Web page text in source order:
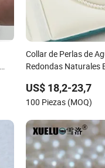
Collar de Perlas de
Redondas Naturales
US$ 18,2-23,7
100 Piezas (MOQ)